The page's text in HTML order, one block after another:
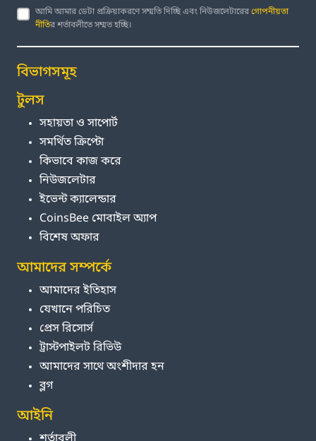
আমি আমার ডেটা প্রক্রিয়াকরণে সম্মতি দিচ্ছি এবং নিউজলেটারেরগোপনীয়তা
নীতির শর্তাবলীতে সম্মত হচ্ছি।
বিভাগসমূহ
টুলস
সহায়তা ও সাপোর্ট
সমর্থিত ক্রিপ্টো
কিভাবে কাজ করে
নিউজলেটার
ইভেন্ট ক্যালেন্ডার
CoinsBee মোবাইল অ্যাপ
বিশেষ অফার
আমাদের সম্পর্কে
আমাদের ইতিহাস
যেখানে পরিচিত
প্রেস রিসোর্স
ট্রাস্টপাইলট রিভিউ
আমাদের সাথে অংশীদার হন
ব্লগ
আইনি